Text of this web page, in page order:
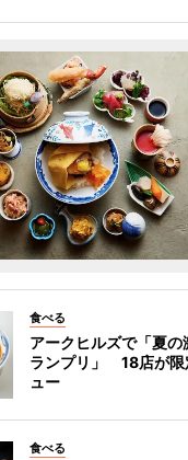
食べる
アークヒルズで「夏の
ランプリ」 18店が限
ュー
食べる